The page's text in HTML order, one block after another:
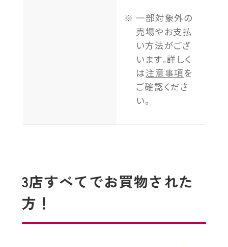
一部対象外の
売場やお支払
い方法がござ
います。詳しく
は注意事項を
ご確認くださ
い。
3店すべてでお買物された
方！